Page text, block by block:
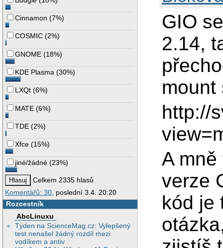
Cinnamon (7%)
COSMIC (2%)
GNOME (18%)
KDE Plasma (30%)
LXQt (6%)
MATE (6%)
TDE (2%)
Xfce (15%)
jiné/žádné (23%)
Celkem 2335 hlasů
Komentářů: 30, poslední 3.4. 20:20
Rozcestník
AbcLinuxu
Týden na ScienceMag.cz: Vylepšený
test nenašel žádný rozdíl mezi
vodíkem a antiv
GIO
2.14,
mount
http://
A
verze
kód je